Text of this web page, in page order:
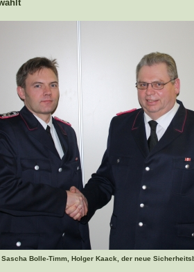
Sascha Bolle-Timm, Holger Kaack, der neue